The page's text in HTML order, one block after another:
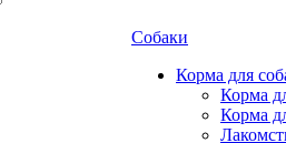
Собаки
Корма для
Корма
Корма